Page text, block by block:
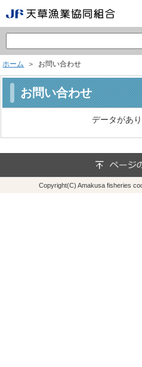
ホーム ＞ お問い合わせ
お問い合わせ
データがあり
Copyright(C) Amakusa fisheries